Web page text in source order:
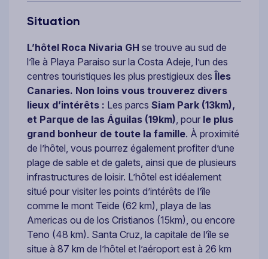
Situation
L’hôtel Roca Nivaria GH se trouve au sud de
l’île à Playa Paraiso sur la Costa Adeje, l’un des
centres touristiques les plus prestigieux desÎles
Canaries. Non loins vous trouverez divers
lieux d’intérêts : Les parcs Siam Park (13km),
et Parque de las Águilas (19km) , pour le plus
grand bonheur de toute la famille. À proximité
de l’hôtel, vous pourrez également profiter d’une
plage de sable et de galets, ainsi que de plusieurs
infrastructures de loisir. L’hôtel est idéalement
situé pour visiter les points d’intérêts de l’île
comme le mont Teide (62 km), playa de las
Americas ou de los Cristianos (15km), ou encore
Teno (48 km). Santa Cruz, la capitale de l’île se
situe à 87 km de l’hôtel et l’aéroport est à 26 km